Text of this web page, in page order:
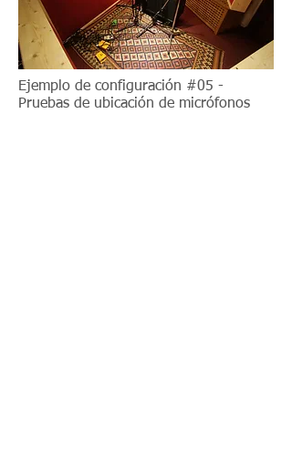
Ejemplo de configuración #05 -
Pruebas de ubicación de micrófonos